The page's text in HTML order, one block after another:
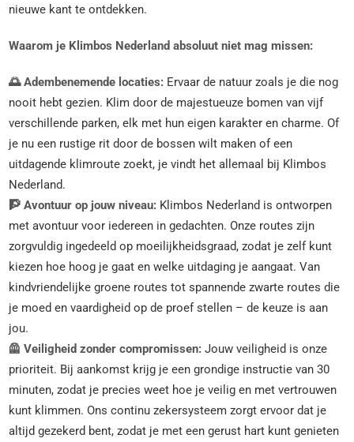
nieuwe kant te ontdekken.
Waarom je Klimbos Nederland absoluut niet mag missen:
🌅 Adembenemende locaties: Ervaar de natuur zoals je die nog
nooit hebt gezien. Klim door de majestueuze bomen van vijf
verschillende parken, elk met hun eigen karakter en charme. Of
je nu een rustige rit door de bossen wilt maken of een
uitdagende klimroute zoekt, je vindt het allemaal bij Klimbos
Nederland.
🧗 Avontuur op jouw niveau: Klimbos Nederland is ontworpen
met avontuur voor iedereen in gedachten. Onze routes zijn
zorgvuldig ingedeeld op moeilijkheidsgraad, zodat je zelf kunt
kiezen hoe hoog je gaat en welke uitdaging je aangaat. Van
kindvriendelijke groene routes tot spannende zwarte routes die
je moed en vaardigheid op de proef stellen – de keuze is aan
jou.
🦺 Veiligheid zonder compromissen:Jouw veiligheid is onze
prioriteit. Bij aankomst krijg je een grondige instructie van 30
minuten, zodat je precies weet hoe je veilig en met vertrouwen
kunt klimmen. Ons continu zekersysteem zorgt ervoor dat je
altijd gezekerd bent, zodat je met een gerust hart kunt genieten